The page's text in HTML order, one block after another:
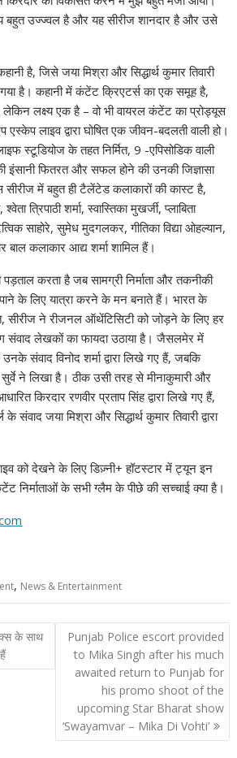
बहुत उज्ज्वल है और यह सीरीज शानदार है और उसे
है, जिसे जया मिश्रा और सिद्धार्थ कुमार तिवारी
गया है। कहानी में कंटेंट क्रिएटर्स का एक समूह है,
लक्ष्य एक है – वो भी वायरल कंटेंट का प्रोड्यूस
लाइव द्वारा घोषित एक जीवन-बदलती वाली हो।
स्टूडियोज के तहत निर्मित, 9 -एपिसोडिक वाली
इंसानी फितरत और सफल होने की उनकी जिज्ञासा
सीरीज में बहुत ही टैलेंटेड कलाकारों की कास्ट है,
त्रिपाठी शर्मा, स्वास्तिका मुखर्जी, प्लाबिता
साहोरे, सुमेध मुदगलकर, गीतिका विद्या ओहल्यान,
कलाकार आद्य शर्मा शामिल हैं।
करता है जब सामग्री निर्माता और तकनीकी
के लिए यात्रा करने के मन बनाते हैं। भारत के
सीरीज ने रीजनल ऑथेंटिसिटी को जोड़ने के लिए हर
लेखकों का फायदा उठाया है। जैसलमेर में
संवाद विनोद शर्मा द्वारा लिखे गए हैं, जबकि
ने लिखा है। ठीक उसी तरह से मीनाकुमारी और
किरदार रणवीर प्रताप सिंह द्वारा लिखे गए हैं,
जया मिश्रा और सिद्धार्थ कुमार तिवारी द्वारा
को देखने के लिए डिज़्नी+ हॉटस्टार में ट्यून इन
निर्माताओं के सभी ग्लैम के पीछे की सच्चाई क्या है।
, News & Entertainment
के साथ
Punjab Police escort provided
to Mika Singh after his much
awaited return to Punjab for
his promo shoot of the
upcoming Star Bharat show
‘Swayamvar – Mika Di Vohti’